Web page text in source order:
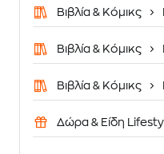
Βιβλία & Κόμικς
Βιβλία & Κόμικς
Βιβλία & Κόμικς
Δώρα & Είδη